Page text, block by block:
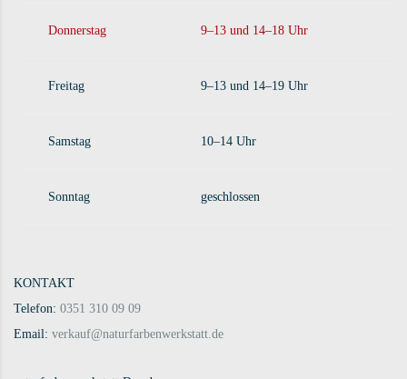
Donnerstag 9–13 und 14–18 Uhr
Freitag 9–13 und 14–19 Uhr
Samstag 10–14 Uhr
Sonntag geschlossen
KONTAKT
Telefon: 0351 310 09 09
Email: verkauf@naturfarbenwerkstatt.de